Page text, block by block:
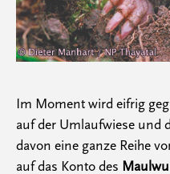
Im Moment wird eifrig
auf der Umlaufwiese und
davon eine ganze Reihe
auf das Konto des